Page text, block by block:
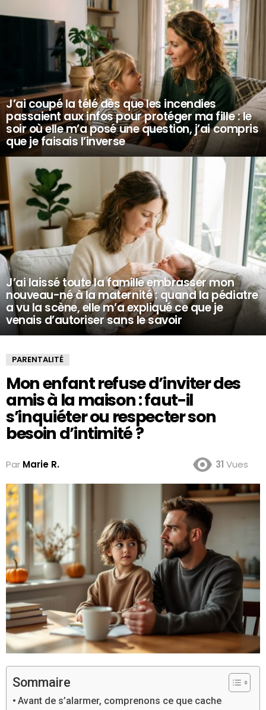
J’ai coupé la télé dès que les incendies
passaient aux infos pour protéger ma fille : le
soir où elle m’a posé une question, j’ai compris
que je faisais l’inverse
J’ai laissé toute la famille embrasser mon
nouveau-né à la maternité : quand la pédiatre
a vu la scène, elle m’a expliqué ce que je
venais d’autoriser sans le savoir
PARENTALITÉ
Mon enfant refuse d’inviter des
amis à la maison : faut-il
s’inquiéter ou respecter son
besoin d’intimité ?
Par Marie R. 31 Vues
Sommaire
Avant de s’alarmer, comprenons ce que cache